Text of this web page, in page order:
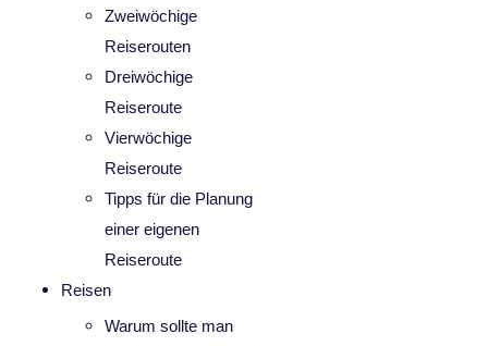
Zweiwöchige
Reiserouten
Dreiwöchige
Reiseroute
Vierwöchige
Reiseroute
Tipps für die Planung
einer eigenen
Reiseroute
Reisen
Warum sollte man